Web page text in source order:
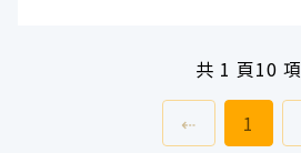
共 1 頁10 項
⇠ 上一頁前往
1